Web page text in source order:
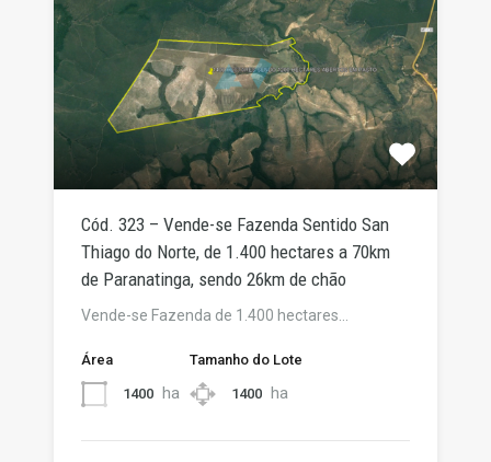
Cód. 323 – Vende-se Fazenda Sentido San
Thiago do Norte, de 1.400 hectares a 70km
de Paranatinga, sendo 26km de chão
Vende-se Fazenda de 1.400 hectares…
Área
1400 ha
Tamanho do Lote
1400 ha